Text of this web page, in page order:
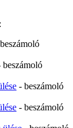
beszámoló
- beszámoló
- beszámoló